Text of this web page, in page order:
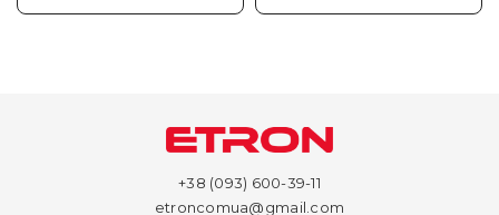
+38 (093) 600-39-11
etroncomua@gmail.com